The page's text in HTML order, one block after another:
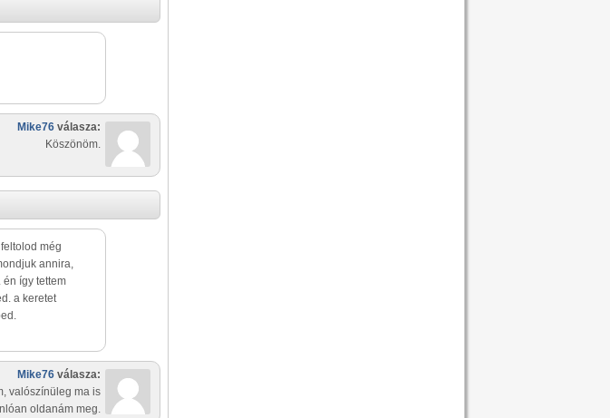
Mike76 válasza:
Köszönöm.
még
annira,
így tettem
a keretet
Mike76 válasza:
valószínüleg ma is
oldanám meg.